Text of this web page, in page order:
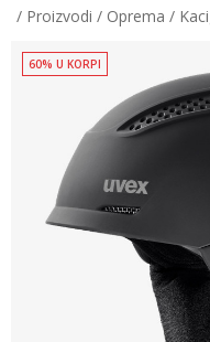
Proizvodi
Oprema
60% U KORPI